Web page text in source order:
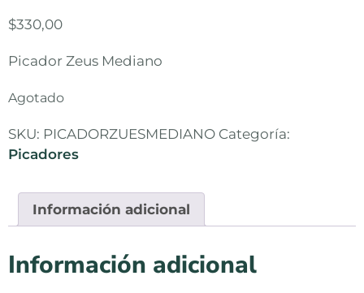
$330,00
Picador Zeus Mediano
Agotado
SKU: PICADORZUESMEDIANO Categoría:
Picadores
Información adicional
Información adicional